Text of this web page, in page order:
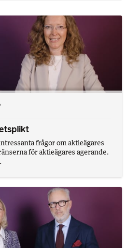
frågor om aktieägares
för aktieägares agerande.